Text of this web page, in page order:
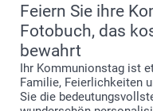
Feiern Sie ihre
Fotobuch, das
bewahrt
Ihr Kommunionstag ist
Familie, Feierlichkeiten
Sie die